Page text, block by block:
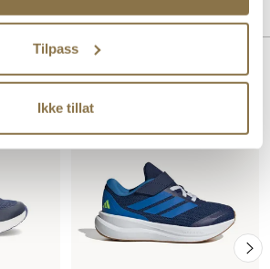
Tilpass
Ikke tillat
produkter